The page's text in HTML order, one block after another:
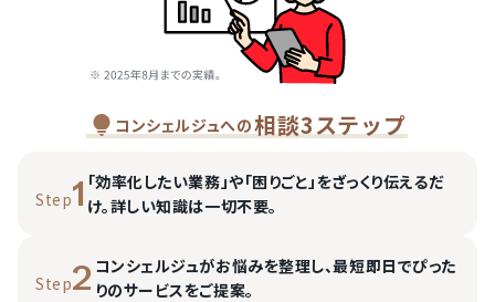
コンシェルジュへの相談3ステップ
Step1 「効率化したい業務」や「困りごと」をざっくり伝えるだ
け。詳しい知識は一切不要。
Step2 コンシェルジュがお悩みを整理し、最短即日でぴった
りのサービスをご提案。